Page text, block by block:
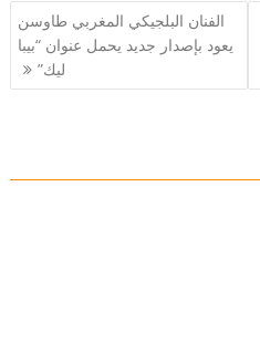
الفنان البلجيكي المغربي طاوسن
يعود بإصدار جديد يحمل عنوان “بيبا
ليك”